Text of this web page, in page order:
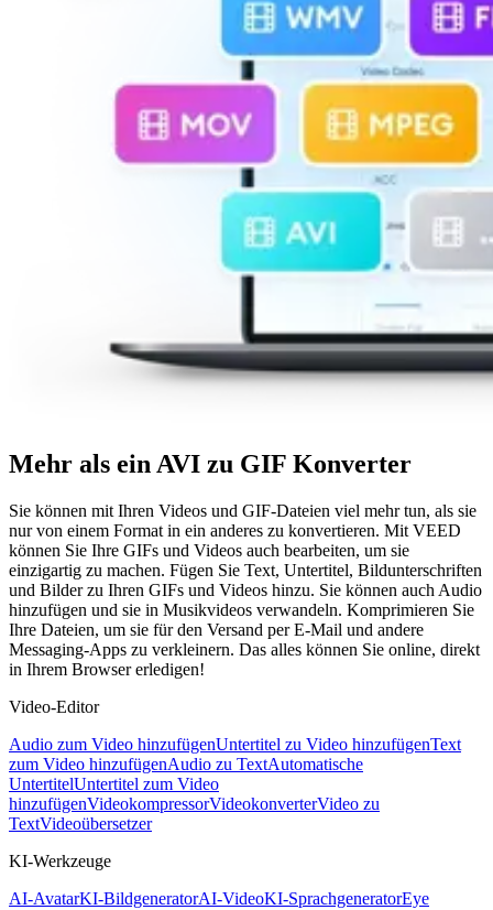
Mehr als ein AVI zu GIF Konverter
Sie können mit Ihren Videos und GIF-Dateien viel mehr tun, als sie
nur von einem Format in ein anderes zu konvertieren. Mit VEED
können Sie Ihre GIFs und Videos auch bearbeiten, um sie
einzigartig zu machen. Fügen Sie Text, Untertitel, Bildunterschriften
und Bilder zu Ihren GIFs und Videos hinzu. Sie können auch Audio
hinzufügen und sie in Musikvideos verwandeln. Komprimieren Sie
Ihre Dateien, um sie für den Versand per E-Mail und andere
Messaging-Apps zu verkleinern. Das alles können Sie online, direkt
in Ihrem Browser erledigen!
Video-Editor
Audio zum Video hinzufügenUntertitel zu Video hinzufügenText
zum Video hinzufügenAudio zu TextAutomatische
UntertitelUntertitel zum Video
hinzufügenVideokompressorVideokonverterVideo zu
TextVideoübersetzer
KI-Werkzeuge
AI-AvatarKI-BildgeneratorAI-VideoKI-SprachgeneratorEye